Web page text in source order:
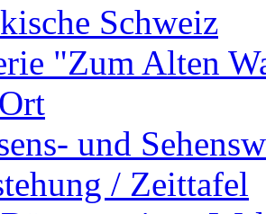
Schweiz
"Zum Alten
und
/ Zeittafel